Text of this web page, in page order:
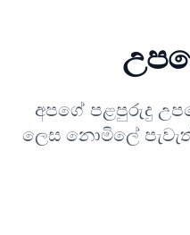
අපගේ පළපුරුදු
ලෙස නොමිලේ